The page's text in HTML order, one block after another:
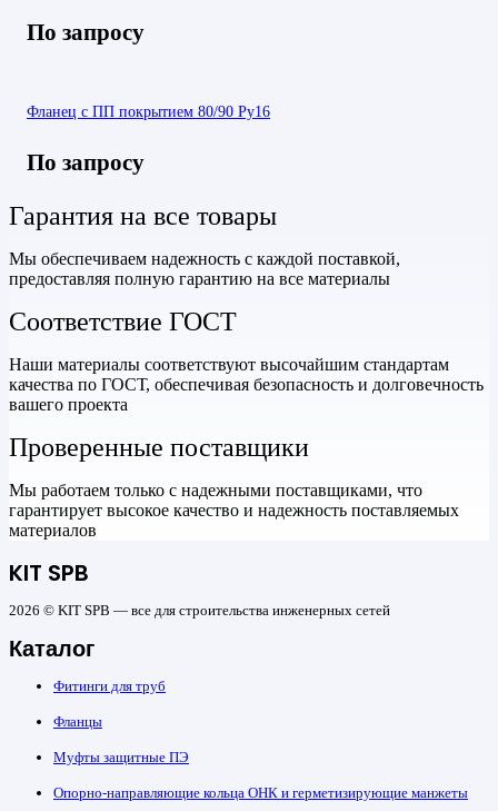
По запросу
Фланец с ПП покрытием 80/90 Ру16
По запросу
Гарантия на все товары
Мы обеспечиваем надежность с каждой поставкой,
предоставляя полную гарантию на все материалы
Соответствие ГОСТ
Наши материалы соответствуют высочайшим стандартам
качества по ГОСТ, обеспечивая безопасность и долговечность
вашего проекта
Проверенные поставщики
Мы работаем только с надежными поставщиками, что
гарантирует высокое качество и надежность поставляемых
материалов
KIT SPB
2026 © KIT SPB — все для строительства инженерных сетей
Каталог
Фитинги для труб
Фланцы
Муфты защитные ПЭ
Опорно-направляющие кольца ОНК и герметизирующие манжеты